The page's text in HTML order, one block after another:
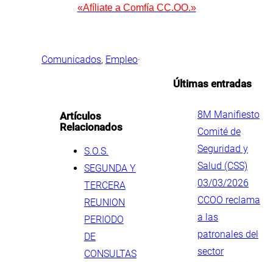
«Afíliate a Comfía CC.OO.»
Comunicados, Empleo·
Artículos
Relacionados
S.O.S.
SEGUNDA Y
TERCERA
REUNION
PERIODO
DE
CONSULTAS
Últimas entradas
8M Manifiesto
Comité de
Seguridad y
Salud (CSS)
03/03/2026
CCOO reclama
a las
patronales del
sector